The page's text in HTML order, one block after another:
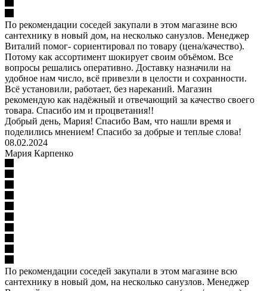
По рекомендации соседей закупали в этом магазине всю
сантехнику в новый дом, на несколько санузлов. Менеджер
Виталий помог- сориентировал по товару (цена/качество).
Потому как ассортимент шокирует своим объёмом. Все
вопросы решались оперативно. Доставку назначили на
удобное нам число, всё привезли в целости и сохранности.
Всё установили, работает, без нареканий. Магазин
рекомендую как надёжный и отвечающий за качество своего
товара. Спасибо им и процветания!!
Добрый день, Мария! Спасибо Вам, что нашли время и
поделились мнением! Спасибо за добрые и теплые слова!
08.02.2024
Мария Карпенко
По рекомендации соседей закупали в этом магазине всю
сантехнику в новый дом, на несколько санузлов. Менеджер